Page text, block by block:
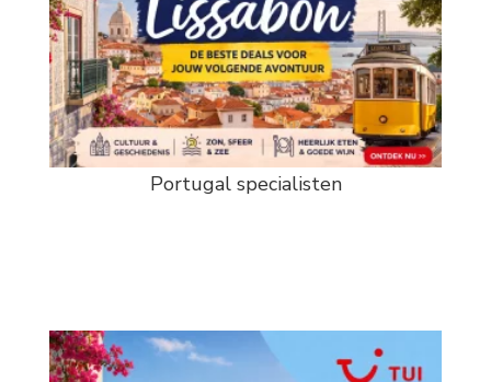
Portugal specialisten